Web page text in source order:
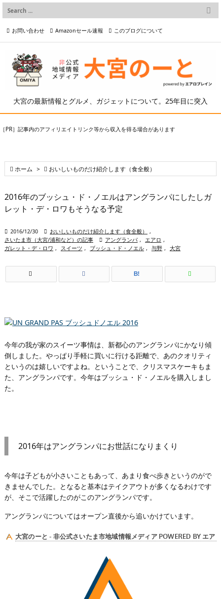
大宮の最新情報とグルメ、ガジェットについて。25年目に突入

メニュー

検索
お問い合わせ Amazonセール速報 このブログについて
プライバシーポリシー等
［PR］記事内のアフィリエイトリンク等から収入を得る場合があります
 ホーム >  おいしいものだけ紹介します（食全般）
2016年のブッシュ・ド・ノエルはアングランパにしたしガ
レット・デ・ロワもそうなる予定
 2016/12/30  おいしいものだけ紹介します（食全般）
,
さいたま市（大宮/浦和など）の記事
 アングランパ , エアロ ,
ガレット・デ・ロワ , スイーツ , ブッシュ・ド・ノエル , 与野 , 大宮
B!
今年の我が家のスイーツ事情は、新都心のアングランパにかなり傾
倒しました。やっぱり手軽に買いに行ける距離で、あのクオリティ
というのは嬉しいですよね。ということで、クリスマスケーキもま
た、アングランパです。今年はブッシュ・ド・ノエルを購入しまし
た。
2016年はアングランパにお世話になりまくり
今年は子どもが小さいこともあって、あまり食べ歩きというのがで
きませんでした。となると基本はテイクアウトが多くなるわけです
が、そこで活躍したのがこのアングランパです。
アングランパについてはオープン直後から追いかけています。